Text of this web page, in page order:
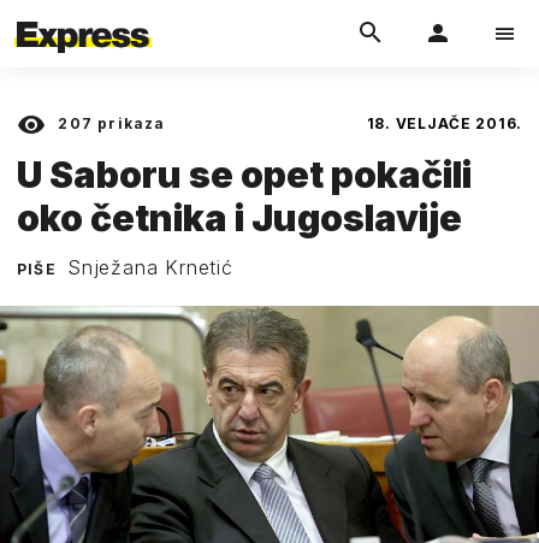
207 prikaza 18. VELJAČE 2016.
U Saboru se opet pokačili
oko četnika i Jugoslavije
PIŠE Snježana Krnetić